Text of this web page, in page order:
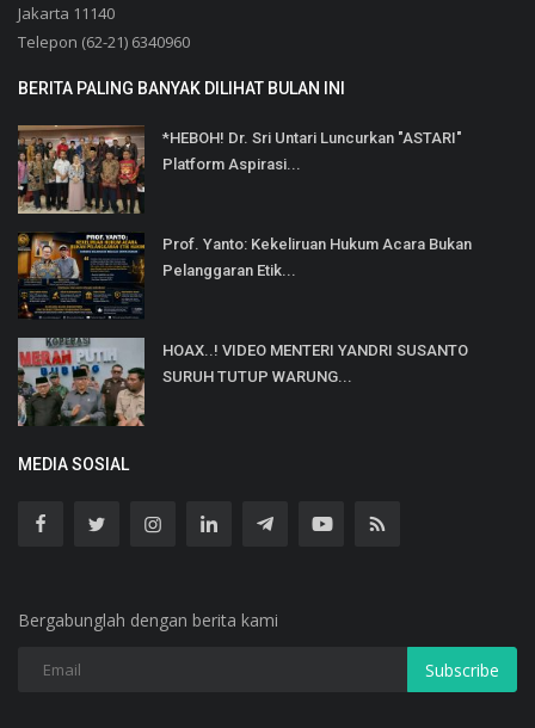
Jakarta 11140
Telepon (62-21) 6340960
BERITA PALING BANYAK DILIHAT BULAN INI
*HEBOH! Dr. Sri Untari Luncurkan "ASTARI"
Platform Aspirasi...
Prof. Yanto: Kekeliruan Hukum Acara Bukan
Pelanggaran Etik...
HOAX..! VIDEO MENTERI YANDRI SUSANTO
SURUH TUTUP WARUNG...
MEDIA SOSIAL
Bergabunglah dengan berita kami
Subscribe